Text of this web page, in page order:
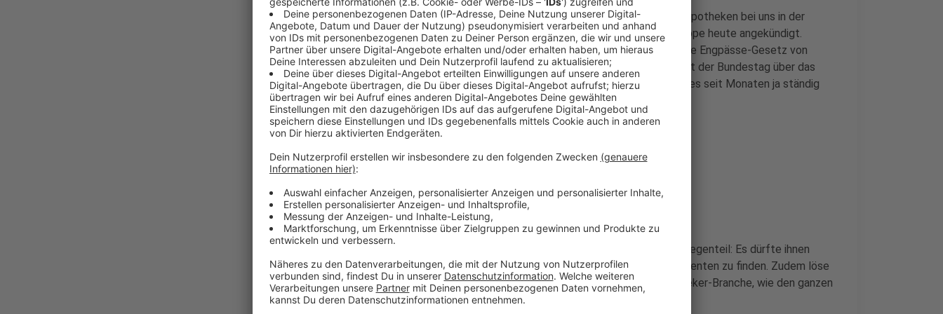
Morgen in drei Wochen(Mittwoch, 14. Juni)bleiben die meisten Apotheken bei uns in der
Stadt geschlossen. Das hat der Apothekerverband Westfalen-Lippe heute angekündigt.
Münsters Apotheker wollen damit ein Zeichen gegen das geplante Engpässe-Gesetz von
Bundesgesundheitsminister Karl Lauterbach setzen. Morgen berät der Bundestag über das
Gesetz - es soll künftig Medikamenten-Engpässe verhindern, die es seit Monaten ja ständig
gibt.
Anzeige
Anzeige
Münsters Apotheker bezweifeln aber, dass das Gesetz hilft. Im Gegenteil: Es dürfte ihnen
sogar die Hände binden, um alternative Medikamente für ihre Patienten zu finden. Zudem löse
das Gesetz auch keines der anderen akuten Probleme der Apotheker-Branche, wie den ganzen
Papierkram oder die Geld-Streitereien mit den Krankenkassen.